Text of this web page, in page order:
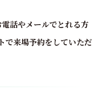
話やメールでとれる方
で来場予約をしていただ